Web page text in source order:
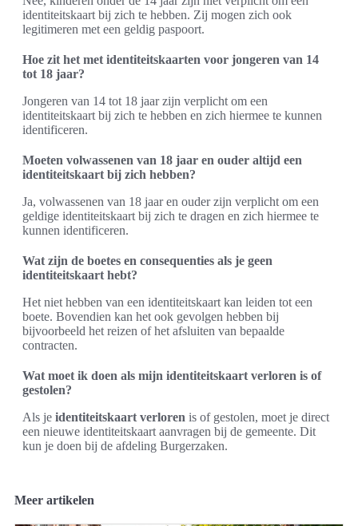
identiteitskaart bij zich te hebben. Zij mogen zich ook
legitimeren met een geldig paspoort.
Hoe zit het met identiteitskaarten voor jongeren van 14
tot 18 jaar?
Jongeren van 14 tot 18 jaar zijn verplicht om een
identiteitskaart bij zich te hebben en zich hiermee te kunnen
identificeren.
Moeten volwassenen van 18 jaar en ouder altijd een
identiteitskaart bij zich hebben?
Ja, volwassenen van 18 jaar en ouder zijn verplicht om een
geldige identiteitskaart bij zich te dragen en zich hiermee te
kunnen identificeren.
Wat zijn de boetes en consequenties als je geen
identiteitskaart hebt?
Het niet hebben van een identiteitskaart kan leiden tot een
boete. Bovendien kan het ook gevolgen hebben bij
bijvoorbeeld het reizen of het afsluiten van bepaalde
contracten.
Wat moet ik doen als mijn identiteitskaart verloren is of
gestolen?
Als je identiteitskaart verloren is of gestolen, moet je direct
een nieuwe identiteitskaart aanvragen bij de gemeente. Dit
kun je doen bij de afdeling Burgerzaken.
Meer artikelen